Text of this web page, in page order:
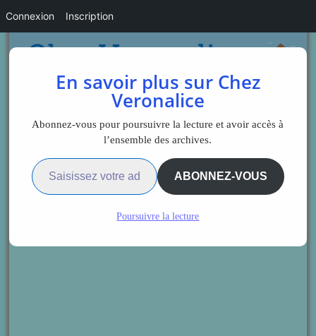
En savoir plus sur Chez
Veronalice
Abonnez-vous pour poursuivre la lecture et avoir accès à
l’ensemble des archives.
Saisissez votre adresse e-mail…
ABONNEZ-VOUS
Poursuivre la lecture
Connexion Inscription